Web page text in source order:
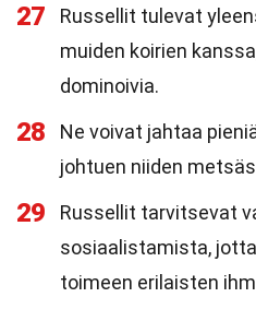
27
Russellit tulevat
muiden koirien
dominoivia.
28
Ne voivat jahtaa
johtuen niiden
29
Russellit tarvitsevat
sosiaalistamista,
toimeen erilaisten